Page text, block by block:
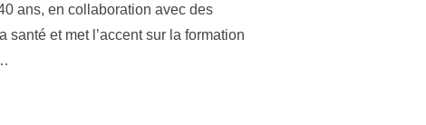
ans, en collaboration avec des
et met l’accent sur la formation
AGROÉCOLOGIE EN COLOMBIE »